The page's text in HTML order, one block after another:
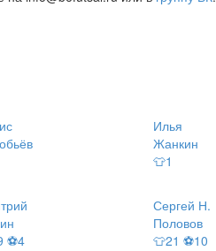
Илья
Жанкин
👕1
⚽4
Сергей Н.
Половов
👕21 ⚽10